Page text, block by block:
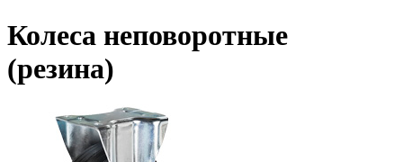
Колеса неповоротные
(резина)